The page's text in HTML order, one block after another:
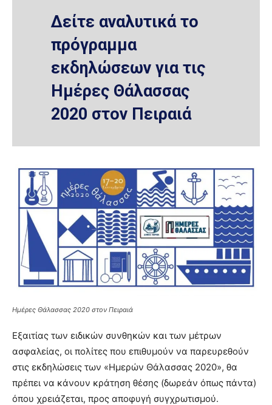
Δείτε αναλυτικά το
πρόγραμμα
εκδηλώσεων για τις
Ημέρες Θάλασσας
2020 στον Πειραιά
Ημέρες Θάλασσας 2020 στον Πειραιά
Εξαιτίας των ειδικών συνθηκών και των μέτρων
ασφαλείας, οι πολίτες που επιθυμούν να παρευρεθούν
στις εκδηλώσεις των «Ημερών Θάλασσας 2020», θα
πρέπει να κάνουν κράτηση θέσης (δωρεάν όπως πάντα)
όπου χρειάζεται, προς αποφυγή συγχρωτισμού.